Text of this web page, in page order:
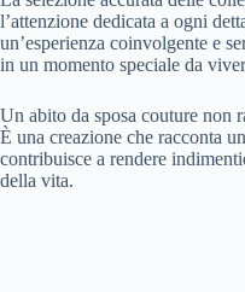
l’attenzione dedicata a ogni
un’esperienza coinvolgente e
in un momento speciale da
Un abito da sposa couture non
È una creazione che racconta
contribuisce a rendere
della vita.